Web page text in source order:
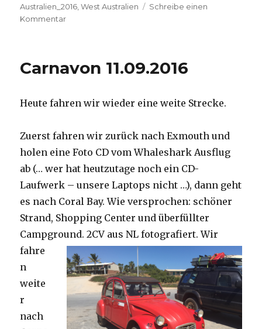
am
Australien_2016 ,West Australien
Schreibe einen
Kommentarzu
Carnavon 11.09.2016
Heute fahren wir wieder eine weite Strecke.
Zuerst fahren wir zurück nach Exmouth und
holen eine Foto CD vom Whaleshark Ausflug
ab (… wer hat heutzutage noch ein CD-
Laufwerk – unsere Laptops nicht …), dann geht
es nach Coral Bay. Wie versprochen: schöner
Strand, Shopping Center und überfüllter
Campground.2CV aus NL fotografiert. Wir
fahre
n
weite
r
nach